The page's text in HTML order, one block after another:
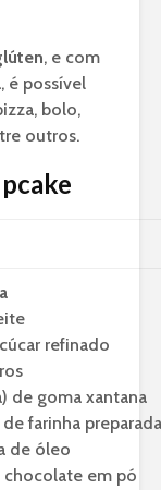
, e com
, é possível
bolo,
outros.
refinado
de goma xantana
de farinha
de óleo
chocolate em pó